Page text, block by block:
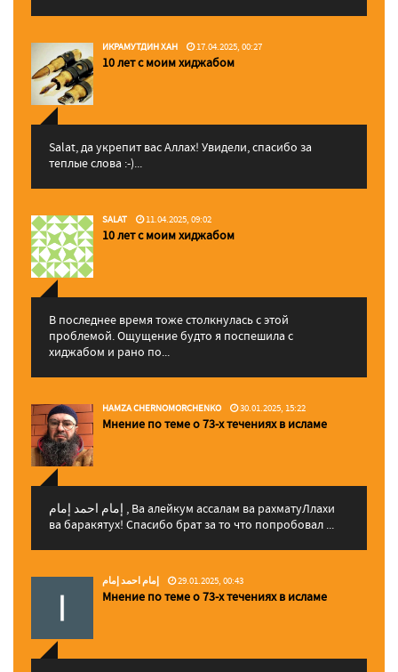
ИКРАМУТДИН ХАН 17.04.2025, 00:27
10 лет с моим хиджабом
Salat, да укрепит вас Аллаx! Увидели, спасибо за
теплые слова :-)...
SALAT 11.04.2025, 09:02
10 лет с моим хиджабом
В последнее время тоже столкнулась с этой
проблемой. Ощущение будто я поспешила с
хиджабом и рано по...
HAMZA CHERNOMORCHENKO 30.01.2025, 15:22
Мнение по теме о 73-х течениях в исламе
إمام احمد إمام , Ва алейкум ассалам ва рахматуЛлахи
ва баракятух! Спасибо брат за то что попробовал ...
إمام احمد إمام 29.01.2025, 00:43
Мнение по теме о 73-х течениях в исламе